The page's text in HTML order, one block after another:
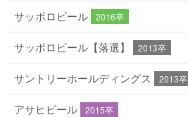
サッポロビール 2016卒
サッポロビール【落選】 2013卒
サントリーホールディングス 2013卒
アサヒビール 2015卒